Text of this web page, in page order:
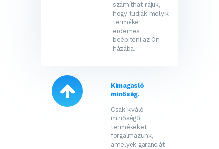
számíthat rájuk,
hogy tudják melyik
terméket
érdemes
beépíteni az Ön
házába.
Kimagasló
minőség.
Csak kiváló
minőségű
termékeket
forgalmazunk,
amelyek garanciát